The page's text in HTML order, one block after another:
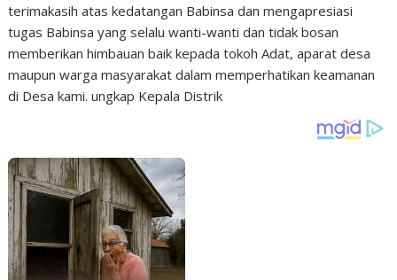
terimakasih atas kedatangan Babinsa dan mengapresiasi
tugas Babinsa yang selalu wanti-wanti dan tidak bosan
memberikan himbauan baik kepada tokoh Adat, aparat desa
maupun warga masyarakat dalam memperhatikan keamanan
di Desa kami. ungkap Kepala Distrik